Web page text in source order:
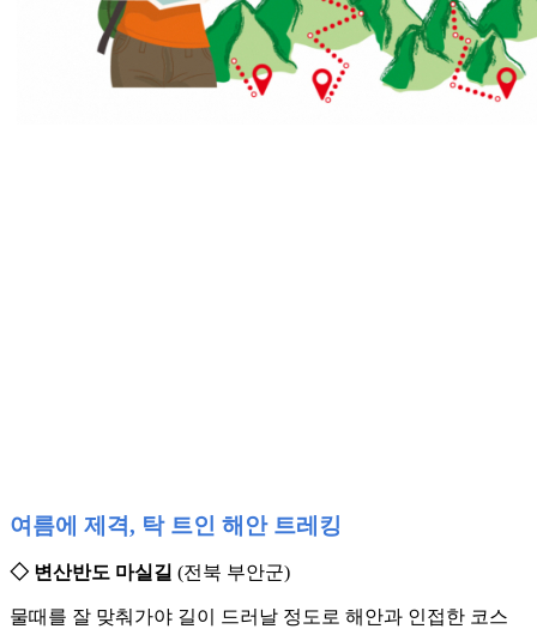
여름에 제격, 탁 트인 해안 트레킹
◇ 변산반도 마실길 (전북 부안군)
물때를 잘 맞춰가야 길이 드러날 정도로 해안과 인접한 코스